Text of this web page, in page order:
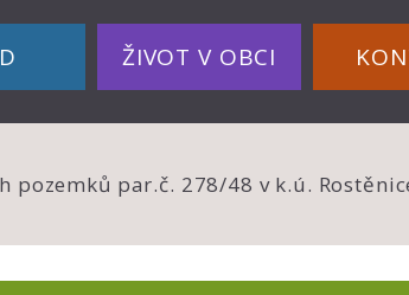
ŽIVOT V OBCI
pozemků par.č. 278/48 v k.ú.